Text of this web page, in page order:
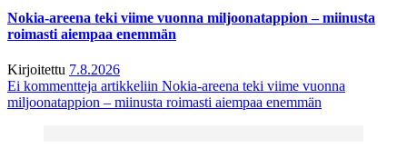
Nokia-areena teki viime vuonna miljoonatappion – miinusta
roimasti aiempaa enemmän
Kirjoitettu 7.8.2026
Ei kommentteja artikkeliin Nokia-areena teki viime vuonna
miljoonatappion – miinusta roimasti aiempaa enemmän